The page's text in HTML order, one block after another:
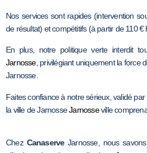
Nos services sont rapides (intervention
de résultat) et compétitifs (à partir de 110 €
En plus, notre politique verte interdit
Jarnosse, privilégiant uniquement la force
Jarnosse.
Faites confiance à notre sérieux, validé
la ville de JarnosseJarnosseville
Chez CanaserveJarnosse, nous